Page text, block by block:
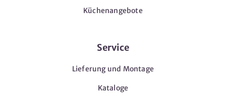
Küchenangebote
Service
Lieferung und Montage
Kataloge